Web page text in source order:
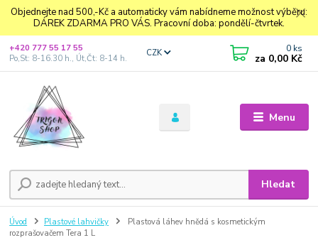
Objednejte nad 500,-Kč a automaticky vám nabídneme možnost výběru:
DÁREK ZDARMA PRO VÁS. Pracovní doba: pondělí-čtvrtek.
Menu
CZK
Hledat
+420 777 55 17 55
Po,St: 8-16.30 h., Út,Čt: 8-14 h.
0 ks
za 0,00 Kč
Úvod Plastové lahvičky
Plastová láhev hnědá s kosmetickým
rozprašovačem Tera 1 L